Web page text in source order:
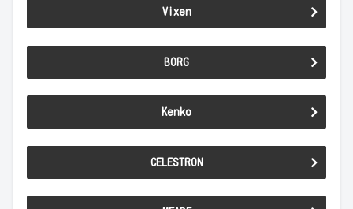
Vixen
BORG
Kenko
CELESTRON